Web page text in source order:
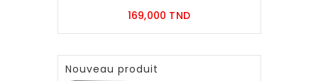
169,000 TNDPrix
Nouveau produit